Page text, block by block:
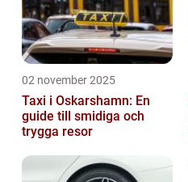
02 november 2025
Taxi i Oskarshamn: En
guide till smidiga och
trygga resor